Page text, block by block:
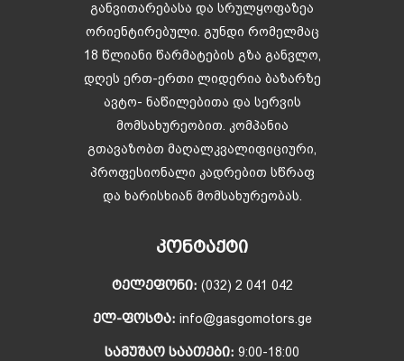
განვითარებასა და სრულყოფაზეა
ორიენტირებული. გუნდი რომელმაც
18 წლიანი წარმატების გზა განვლო,
დღეს ერთ-ერთი ლიდერია ბაზარზე
ავტო- ნაწილებითა და სერვის
მომსახურეობით. კომპანია
გთავაზობთ მაღალკვალიფიციური,
პროფესიონალი კადრებით სწრაფ
და ხარისხიან მომსახურეობას.
ᲙᲝᲜᲢᲐᲥᲢᲘ
ᲢᲔᲚᲔᲤᲝᲜᲘ: (032) 2 041 042
ᲔᲚ-ᲤᲝᲡᲢᲐ: info@gasgomotors.ge
ᲡᲐᲛᲣᲨᲐᲝ ᲡᲐᲐᲗᲔᲑᲘ: 9:00-18:00